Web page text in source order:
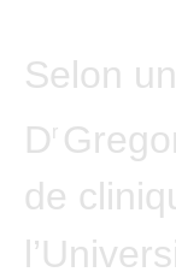
Selon
Dr
de